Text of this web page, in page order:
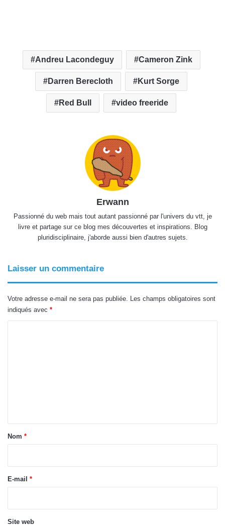
Andreu Lacondeguy Cameron Zink
Darren Berecloth Kurt Sorge
Red Bull video freeride
Erwann
Passionné du web mais tout autant passionné par l'univers du vtt, je
livre et partage sur ce blog mes découvertes et inspirations. Blog
pluridisciplinaire, j'aborde aussi bien d'autres sujets.
Laisser un commentaire
Votre adresse e-mail ne sera pas publiée. Les champs obligatoires sont
indiqués avec *
a
e
Nom *
E-mail *
Site web